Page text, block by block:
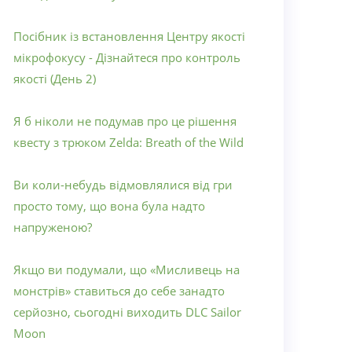
Посібник із встановлення Центру якості
мікрофокусу - Дізнайтеся про контроль
якості (День 2)
Я б ніколи не подумав про це рішення
квесту з трюком Zelda: Breath of the Wild
Ви коли-небудь відмовлялися від гри
просто тому, що вона була надто
напруженою?
Якщо ви подумали, що «Мисливець на
монстрів» ставиться до себе занадто
серйозно, сьогодні виходить DLC Sailor
Moon